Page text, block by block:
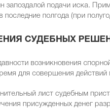
запоздалой подачи иска.
последние полгода (при
СУДЕБНЫХ
возникновения
для совершения
лист судебным
присужденных денег